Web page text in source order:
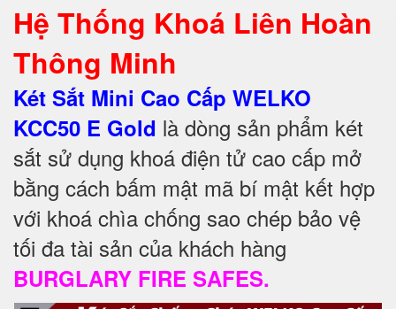
Hệ Thống Khoá Liên Hoàn
Thông Minh
Két Sắt Mini Cao Cấp WELKO
KCC50 E Gold là dòng sản phẩm két
sắt sử dụng khoá điện tử cao cấp mở
bằng cách bấm mật mã bí mật kết hợp
với khoá chìa chống sao chép bảo vệ
tối đa tài sản của khách hàng
BURGLARY FIRE SAFES.